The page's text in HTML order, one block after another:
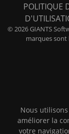
POLITIQUE
© 2026 GIANTS
marques sont
Nous
améliorer la
votre